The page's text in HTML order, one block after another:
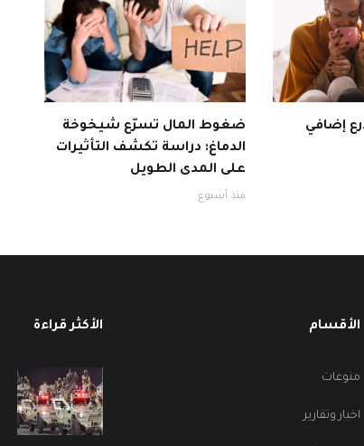
إضافي
ضغوط المال تسرّع شيخوخة
الدماغ: دراسة تكشف التأثيرات
على المدى الطويل
منذ أسبوع
الأقسام
منوعات
اخبار وتقارير
الأكثر قراءة